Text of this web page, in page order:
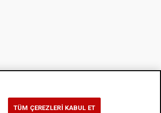
TÜM ÇEREZLERİ KABUL ET